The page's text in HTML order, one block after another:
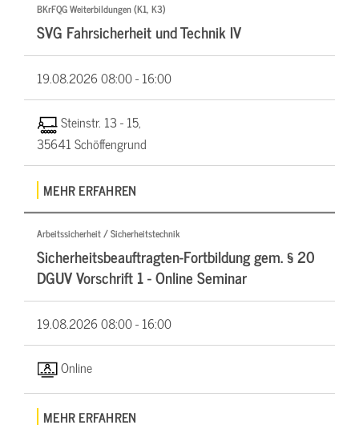
BKrFQG Weiterbildungen (K1, K3)
SVG Fahrsicherheit und Technik IV
19.08.202608:00 - 16:00
Steinstr. 13 - 15,
35641 Schöffengrund
MEHR ERFAHREN
Arbeitssicherheit / Sicherheitstechnik
Sicherheitsbeauftragten-Fortbildung gem. § 20
DGUV Vorschrift 1 - Online Seminar
19.08.202608:00 - 16:00
Online
MEHR ERFAHREN